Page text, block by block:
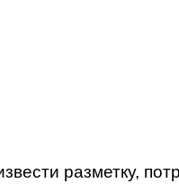
разметку,